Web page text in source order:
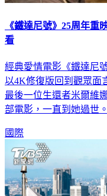
《鐵達尼號》25周年
看
經典愛情電影《鐵達尼
以4K修復版回到觀眾面
最後一位生還者米爾維
部電影，一直到她過世。
國際